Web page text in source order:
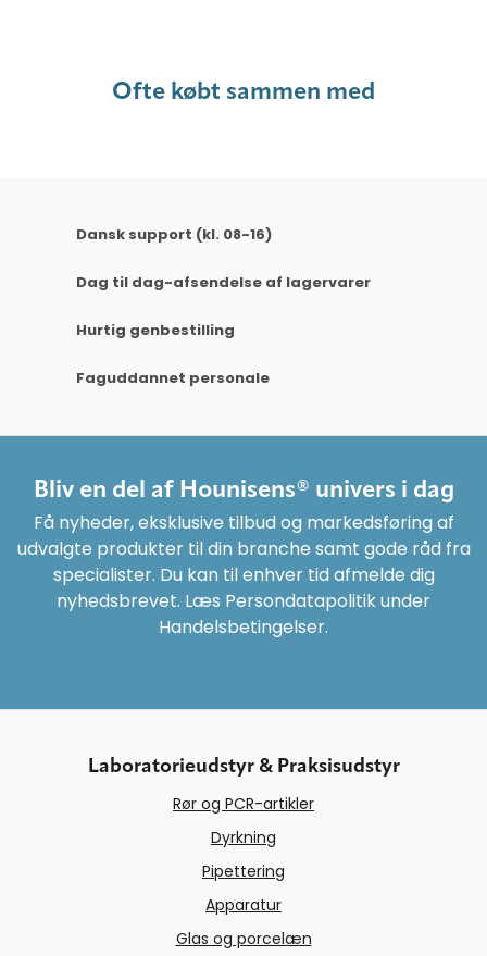
Ofte købt sammen med
Dansk support (kl. 08-16)
Dag til dag-afsendelse af lagervarer
Hurtig genbestilling
Faguddannet personale
Bliv en del af Hounisens® univers i dag
Få nyheder, eksklusive tilbud og markedsføring af
udvalgte produkter til din branche samt gode råd fra
specialister. Du kan til enhver tid afmelde dig
nyhedsbrevet. Læs Persondatapolitik under
Handelsbetingelser.
Laboratorieudstyr & Praksisudstyr
Rør og PCR-artikler
Dyrkning
Pipettering
Apparatur
Glas og porcelæn